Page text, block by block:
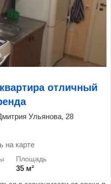
отличный
Ульянова, 28
на карте
35 м²